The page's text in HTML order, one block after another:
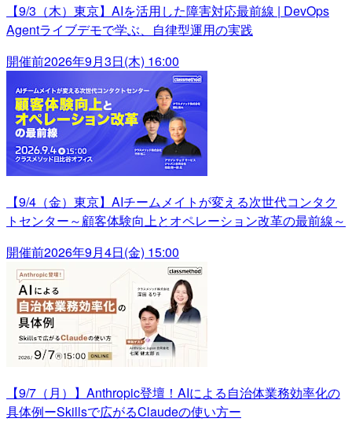
【9/3（木）東京】AIを活用した障害対応最前線 | DevOps
Agentライブデモで学ぶ、自律型運用の実践
開催前2026年9月3日(木) 16:00
【9/4（金）東京】AIチームメイトが変える次世代コンタク
トセンター～顧客体験向上とオペレーション改革の最前線～
開催前2026年9月4日(金) 15:00
【9/7（月）】Anthropic登壇！AIによる自治体業務効率化の
具体例ーSkillsで広がるClaudeの使い方ー